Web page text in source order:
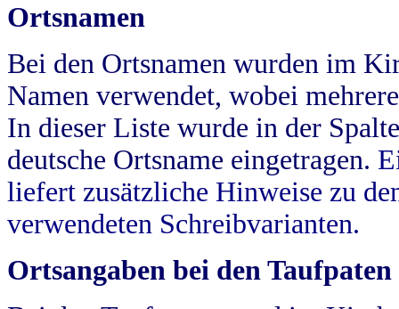
Ortsnamen
Bei den Ortsnamen wurden im
Namen verwendet, wobei
In dieser Liste wurde in der
deutsche Ortsname eingetragen.
liefert zusätzliche Hinweise zu
verwendeten Schreibvarianten.
Ortsangaben bei den Taufpaten